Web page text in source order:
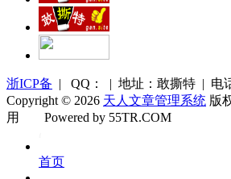
浙ICP备 | QQ： | 地址：敢撕特 | 电
Copyright © 2026 天人文章管理系统 版
用
库
Powered by 55TR.COM
首页